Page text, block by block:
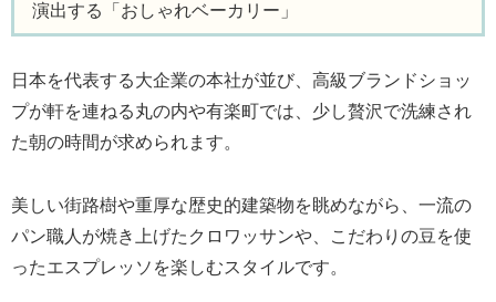
演出する「おしゃれベーカリー」
日本を代表する大企業の本社が並び、高級ブランドショッ
プが軒を連ねる丸の内や有楽町では、少し贅沢で洗練され
た朝の時間が求められます。
美しい街路樹や重厚な歴史的建築物を眺めながら、一流の
パン職人が焼き上げたクロワッサンや、こだわりの豆を使
ったエスプレッソを楽しむスタイルです。